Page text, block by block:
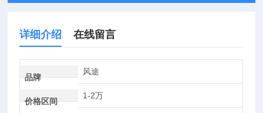
详细介绍 在线留言
品牌
风途
价格区间
1-2万